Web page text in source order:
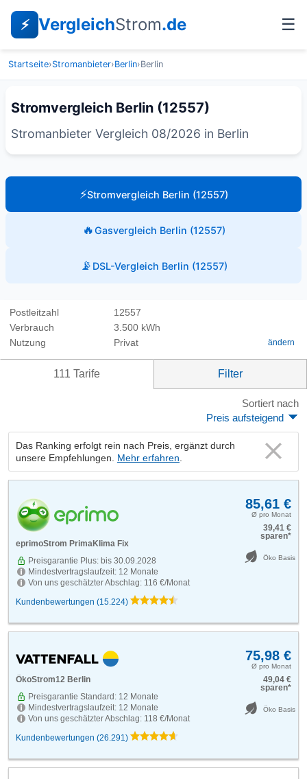
⚡ VergleichStrom.de ☰
Startseite›Stromanbieter›Berlin›Berlin
Stromvergleich Berlin (12557)
Stromanbieter Vergleich 08/2026 in Berlin
⚡Stromvergleich Berlin (12557)
🔥Gasvergleich Berlin (12557)
📡 DSL-Vergleich Berlin (12557)